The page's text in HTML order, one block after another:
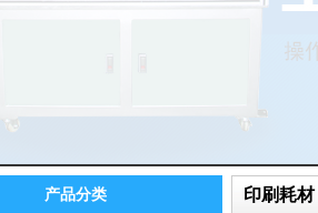
产品分类 印刷耗材